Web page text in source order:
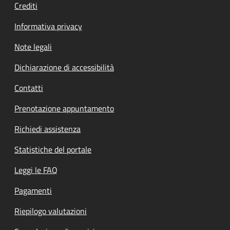
Crediti
Informativa privacy
Note legali
Dichiarazione di accessibilità
Contatti
Prenotazione appuntamento
Richiedi assistenza
Statistiche del portale
Leggi le FAQ
Pagamenti
Riepilogo valutazioni